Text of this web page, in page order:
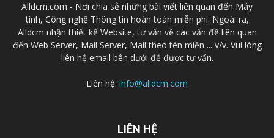
Alldcm.com - Nơi chia sẻ những bài viết liên quan đến Máy
tính, Công nghệ Thông tin hoàn toàn miễn phí. Ngoài ra,
Alldcm nhận thiết kế Website, tư vấn về các vấn đề liên quan
đến Web Server, Mail Server, Mail theo tên miền ... v/v. Vui lòng
liên hệ email bên dưới để được tư vấn.
Liên hệ: info@alldcm.com
LIÊN HỆ